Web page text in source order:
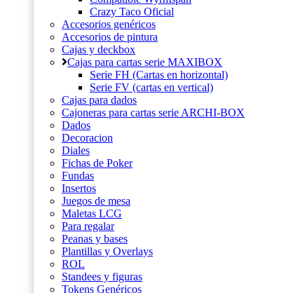
Crazy Taco Oficial
Accesorios genéricos
Accesorios de pintura
Cajas y deckbox
Cajas para cartas serie MAXIBOX
Serie FH (Cartas en horizontal)
Serie FV (cartas en vertical)
Cajas para dados
Cajoneras para cartas serie ARCHI-BOX
Dados
Decoracion
Diales
Fichas de Poker
Fundas
Insertos
Juegos de mesa
Maletas LCG
Para regalar
Peanas y bases
Plantillas y Overlays
ROL
Standees y figuras
Tokens Genéricos